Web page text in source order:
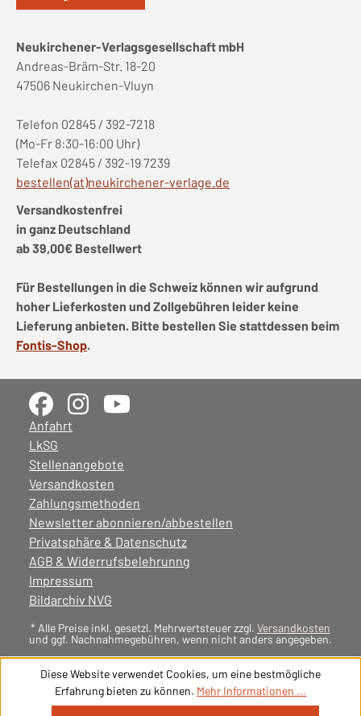
Neukirchener-Verlagsgesellschaft mbH
Andreas-Bräm-Str. 18-20
47506 Neukirchen-Vluyn
Telefon 02845 / 392-7218
(Mo-Fr 8:30-16:00 Uhr)
Telefax 02845 / 392-19 7239
bestellen(at)neukirchener-verlage.de
Versandkostenfrei
in ganz Deutschland
ab 39,00€ Bestellwert
Für Bestellungen in die Schweiz können wir aufgrund
hoher Lieferkosten und Zollgebühren leider keine
Lieferung anbieten. Bitte bestellen Sie stattdessen beim
Fontis-Shop.
Anfahrt
LkSG
Stellenangebote
Versandkosten
Zahlungsmethoden
Newsletter abonnieren/abbestellen
Privatsphäre & Datenschutz
AGB & Widerrufsbelehrunng
Impressum
Bildarchiv NVG
* Alle Preise inkl. gesetzl. Mehrwertsteuer zzgl. Versandkosten
und ggf. Nachnahmegebühren, wenn nicht anders angegeben.
Diese Website verwendet Cookies, um eine bestmögliche
Erfahrung bieten zu können. Mehr Informationen ...